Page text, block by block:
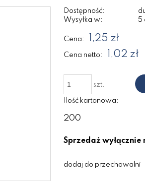
Dostępność:
Wysyłka w:
5
Cena: 1,25 zł
Cena netto: 1,02 zł
szt.
Ilość kartonowa:
200
Sprzedaż
dodaj do przechowalni